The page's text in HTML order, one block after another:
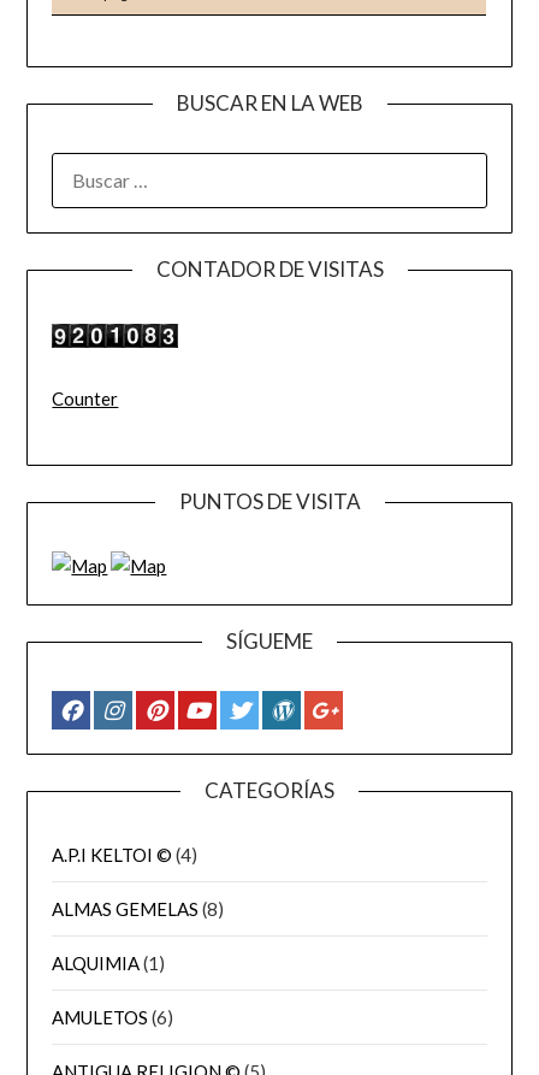
BUSCAR EN LA WEB
CONTADOR DE VISITAS
Counter
PUNTOS DE VISITA
SÍGUEME
CATEGORÍAS
A.P.I KELTOI © (4)
ALMAS GEMELAS (8)
ALQUIMIA(1)
AMULETOS (6)